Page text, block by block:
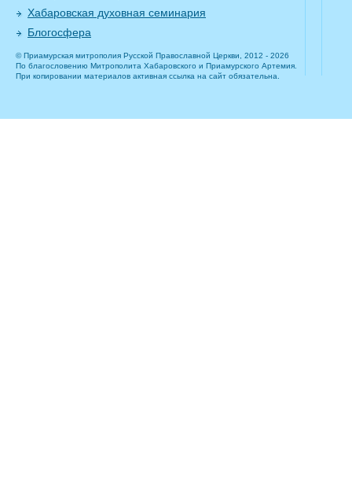
Хабаровская духовная семинария
Блогосфера
© Приамурская митрополия Русской Православной Церкви, 2012 - 2026
По благословению Митрополита Хабаровского и Приамурского Артемия.
При копировании материалов активная ссылка на сайт обязательна.